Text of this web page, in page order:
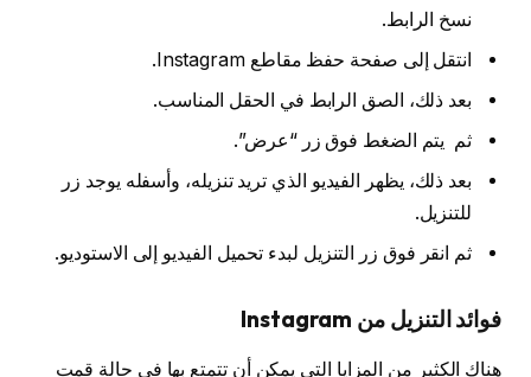
نسخ الرابط.
انتقل إلى صفحة حفظ مقاطع Instagram.
بعد ذلك، الصق الرابط في الحقل المناسب.
ثم يتم الضغط فوق زر “عرض”.
بعد ذلك، يظهر الفيديو الذي تريد تنزيله، وأسفله يوجد زر
للتنزيل.
ثم انقر فوق زر التنزيل لبدء تحميل الفيديو إلى الاستوديو.
فوائد التنزيل من Instagram
هناك الكثير من المزايا التي يمكن أن تتمتع بها في حالة قمت